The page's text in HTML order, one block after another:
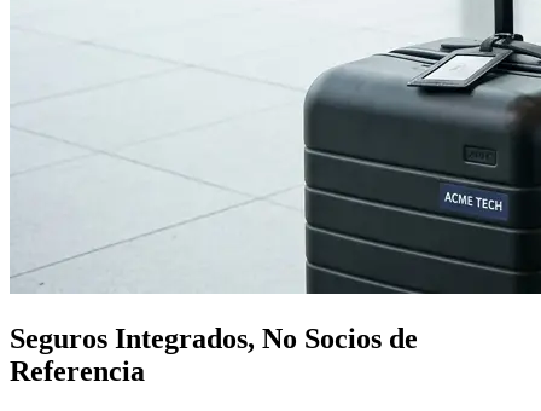
Seguros Integrados, No Socios de
Referencia